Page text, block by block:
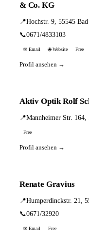
& Co. KG
📍Hochstr. 9, 55545
📞0671/4833103
✉ Email 🌐 Website Free
Profil ansehen →
Aktiv Optik Rolf
📍Mannheimer Str. 164,
Free
Profil ansehen →
Renate Gravius
📍Humperdinckstr. 21,
📞0671/32920
✉ Email Free